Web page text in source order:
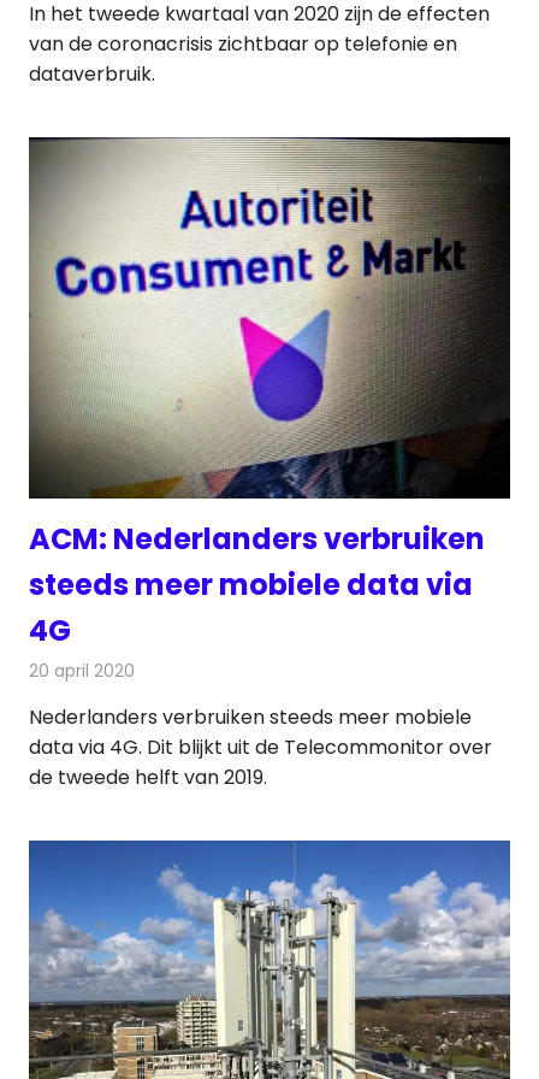
In het tweede kwartaal van 2020 zijn de effecten
van de coronacrisis zichtbaar op telefonie en
dataverbruik.
ACM: Nederlanders verbruiken
steeds meer mobiele data via
4G
20 april 2020
Nederlanders verbruiken steeds meer mobiele
data via 4G. Dit blijkt uit de Telecommonitor over
de tweede helft van 2019.